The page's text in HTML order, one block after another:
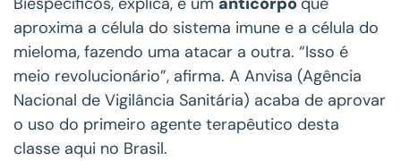
aproxima a célula do sistema imune e a célula do
mieloma, fazendo uma atacar a outra. “Isso é
meio revolucionário”, afirma. A Anvisa (Agência
Nacional de Vigilância Sanitária) acaba de aprovar
o uso do primeiro agente terapêutico desta
classe aqui no Brasil.